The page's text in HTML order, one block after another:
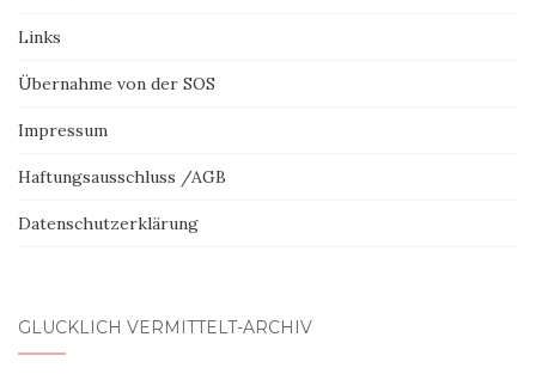
Links
Übernahme von der SOS
Impressum
Haftungsausschluss /AGB
Datenschutzerklärung
GLÜCKLICH VERMITTELT-ARCHIV